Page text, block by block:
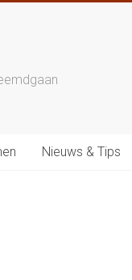
Nieuws & Tips